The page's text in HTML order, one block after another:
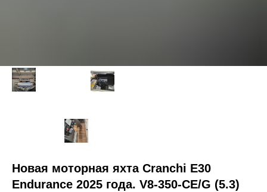
Новая моторная яхта Cranchi E30
Endurance 2025 года. V8-350-CE/G (5.3)